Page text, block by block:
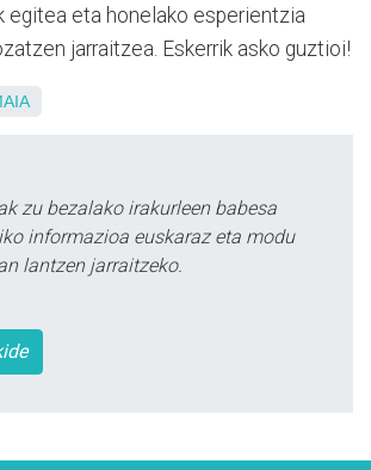
egitea eta honelako esperientzia
jarraitzea. Eskerrik asko guztioi!
zu bezalako irakurleen babesa
informazioa euskaraz eta modu
lantzen jarraitzeko.